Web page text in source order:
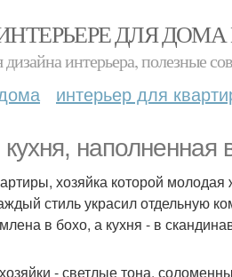
ДЛЯ
интерьера, полезные
интерьер для
наполненная
хозяйка которой
стиль украсил отдельную
в бохо, а кухня - в
- светлые тона,